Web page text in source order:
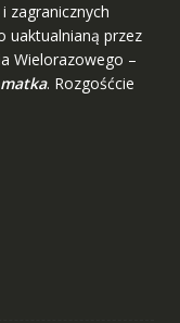
zagranicznych
uaktualnianą przez
Wielorazowego –
. Rozgośćcie